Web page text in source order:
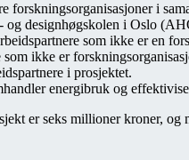
forskningsorganisasjoner i
designhøgskolen i Oslo
som ikke er en
ikke er
i prosjektet.
energibruk og
er seks millioner kroner,